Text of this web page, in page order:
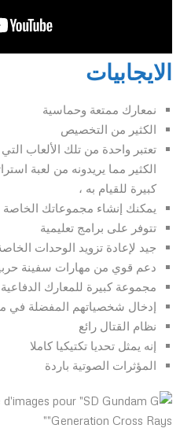
الايجابيات
نمعارك ممتعة وحماسية
الكثير من التخصيص
تعتبر واحدة من تلك الألعاب
الكثير مما يريدونه من لعبة
كبيرة للقيام به ،
يمكنك إنشاء مجموعاتك
تتوفر على برامج تعليمية
جيد لإعادة تزويد الوحدات
دعم قوي من مهارات سفينة
مجموعة كبيرة للمعارك الدفاعية
إدخال شخصياتهم المفضلة في
نظام القتال رائع
إنه يمثل تحديا تكتيكيا كاملا
المؤثرات الصوتية باردة